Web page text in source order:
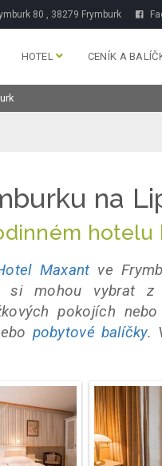
80 , 38279 Frymburk
HOTEL CENÍK A
na
hotelu
Maxant ve
si mohou vybrat z
pokojích
pobytové balíčky.